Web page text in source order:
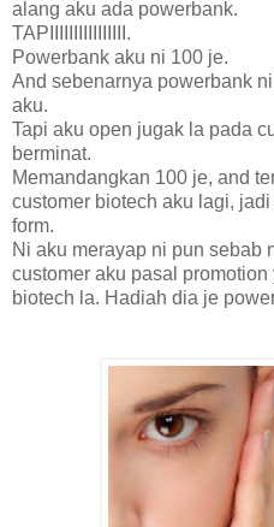
alang aku ada powerbank.
TAPIIIIIIIIIIIIIIII.
Powerbank aku ni 100 je.
And sebenarnya powerbank
aku.
Tapi aku open jugak la pada
berminat.
Memandangkan 100 je, and
customer biotech aku lagi,
form.
Ni aku merayap ni pun sebab
customer aku pasal
biotech la. Hadiah dia je